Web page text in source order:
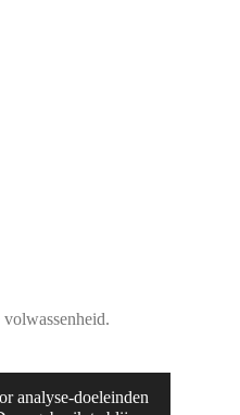
analyse-doeleinden